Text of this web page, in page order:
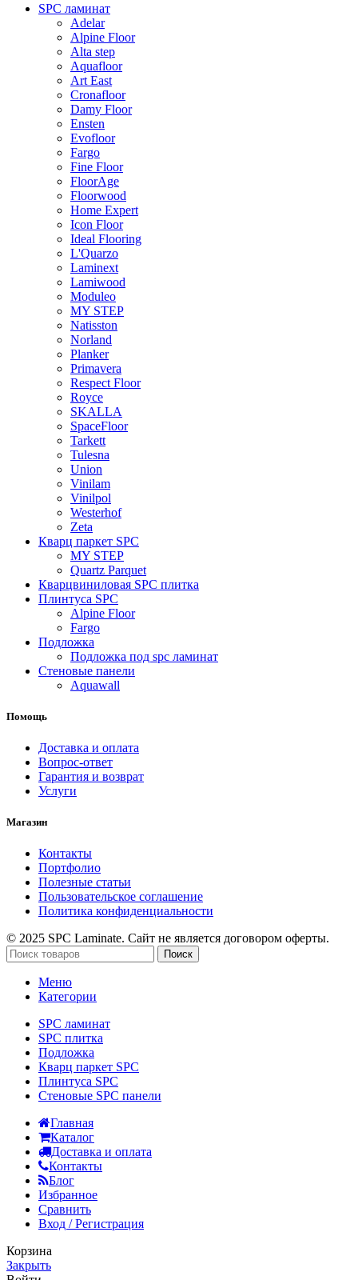
SPC ламинат
Adelar
Alpine Floor
Alta step
Aquafloor
Art East
Cronafloor
Damy Floor
Ensten
Evofloor
Fargo
Fine Floor
FloorAge
Floorwood
Home Expert
Icon Floor
Ideal Flooring
L'Quarzo
Laminext
Lamiwood
Moduleo
MY STEP
Natisston
Norland
Planker
Primavera
Respect Floor
Royce
SKALLA
SpaceFloor
Tarkett
Tulesna
Union
Vinilam
Vinilpol
Westerhof
Zeta
Кварц паркет SPC
MY STEP
Quartz Parquet
Кварцвиниловая SPC плитка
Плинтуса SPC
Alpine Floor
Fargo
Подложка
Подложка под spc ламинат
Стеновые панели
Aquawall
Помощь
Доставка и оплата
Вопрос-ответ
Гарантия и возврат
Услуги
Магазин
Контакты
Портфолио
Полезные статьи
Пользовательское соглашение
Политика конфиденциальности
© 2025 SPC Laminate. Сайт не является договором оферты.
Поиск
Меню
Категории
SPC ламинат
SPC плитка
Подложка
Кварц паркет SPC
Плинтуса SPC
Стеновые SPC панели
Главная
Каталог
Доставка и оплата
Контакты
Блог
Избранное
Сравнить
Вход / Регистрация
Корзина
Закрыть